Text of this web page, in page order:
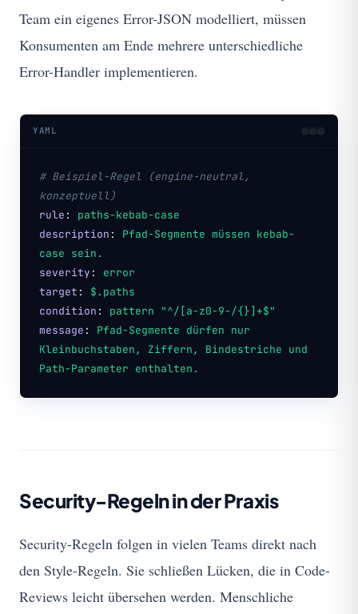
Team ein eigenes Error-JSON modelliert, müssen
Konsumenten am Ende mehrere unterschiedliche
Error-Handler implementieren.
YAML
# Beispiel-Regel (engine-neutral,
konzeptuell)
rule : paths-kebab-case
description : Pfad-Segmente müssen kebab-
case sein.
severity : error
target : $.paths
condition : pattern "^/[a-z0-9-/{}]+$"
message : Pfad-Segmente dürfen nur
Kleinbuchstaben, Ziffern, Bindestriche und
Path-Parameter enthalten.
Security-Regeln in der Praxis
Security-Regeln folgen in vielen Teams direkt nach
den Style-Regeln. Sie schließen Lücken, die in Code-
Reviews leicht übersehen werden. Menschliche